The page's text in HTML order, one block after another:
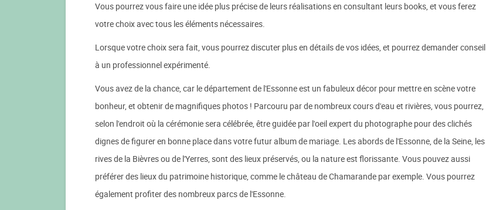
Vous pourrez vous faire une idée plus précise de leurs réalisations en consultant leurs books, et vous ferez
votre choix avec tous les éléments nécessaires.
Lorsque votre choix sera fait, vous pourrez discuter plus en détails de vos idées, et pourrez demander conseil
à un professionnel expérimenté.
Vous avez de la chance, car le département de l'Essonne est un fabuleux décor pour mettre en scène votre
bonheur, et obtenir de magnifiques photos ! Parcouru par de nombreux cours d'eau et rivières, vous pourrez,
selon l'endroit où la cérémonie sera célébrée, être guidée par l'oeil expert du photographe pour des clichés
dignes de figurer en bonne place dans votre futur album de mariage. Les abords de l'Essonne, de la Seine, les
rives de la Bièvres ou de l'Yerres, sont des lieux préservés, ou la nature est florissante. Vous pouvez aussi
préférer des lieux du patrimoine historique, comme le château de Chamarande par exemple. Vous pourrez
également profiter des nombreux parcs de l'Essonne.